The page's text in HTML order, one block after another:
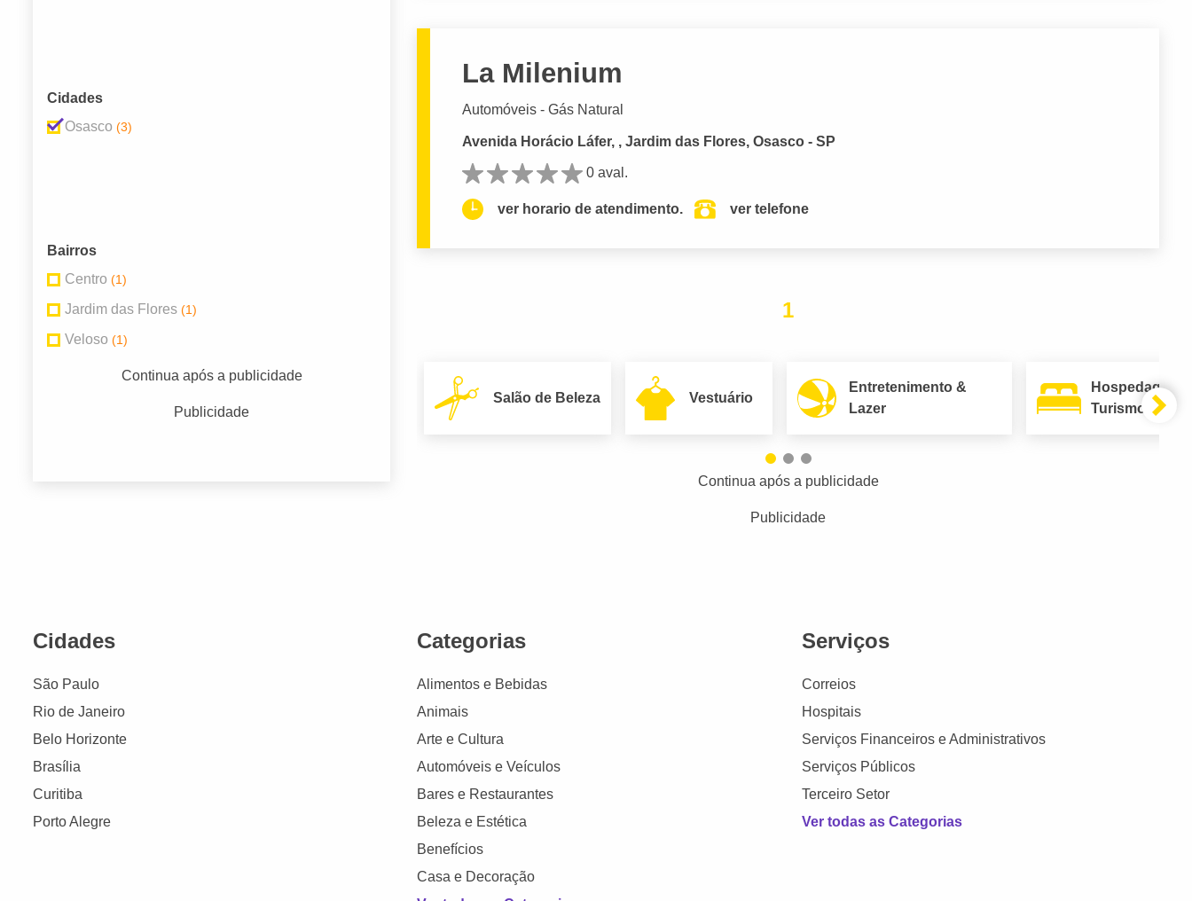
Cidades
Osasco (3)
Bairros
Centro (1)
Jardim das Flores (1)
Veloso (1)
Continua após a publicidade
Publicidade
La Milenium
Automóveis - Gás Natural
Avenida Horácio Láfer, , Jardim das Flores, Osasco - SP
0 aval.
ver horario de atendimento. ver telefone
1
Salão de Beleza Vestuário
Entretenimento &
Lazer
Hospedagem
Turismo
Continua após a publicidade
Publicidade
Cidades
São Paulo
Rio de Janeiro
Belo Horizonte
Brasília
Curitiba
Porto Alegre
Categorias
Alimentos e Bebidas
Animais
Arte e Cultura
Automóveis e Veículos
Bares e Restaurantes
Beleza e Estética
Benefícios
Casa e Decoração
Serviços
Correios
Hospitais
Serviços Financeiros e Administrativos
Serviços Públicos
Terceiro Setor
Ver todas as Categorias